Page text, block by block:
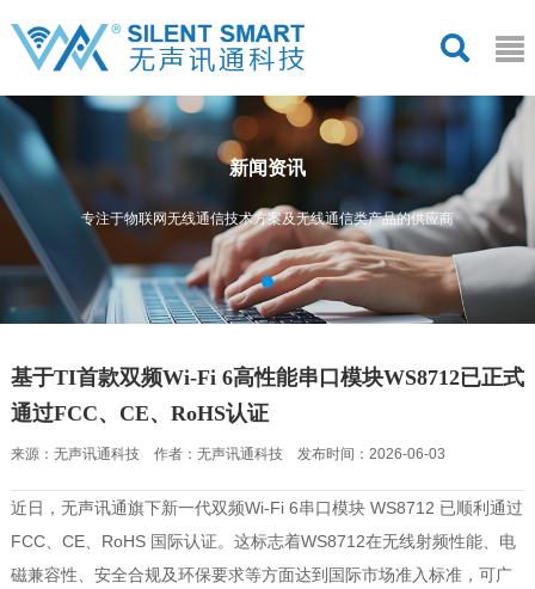
新闻资讯
专注于物联网无线通信技术方案及无线通信类产品的供应商
基于TI首款双频Wi-Fi 6高性能串口模块WS8712已正式
通过FCC、CE、RoHS认证
来源：无声讯通科技 作者：无声讯通科技 发布时间：2026-06-03
近日，无声讯通旗下新一代双频Wi-Fi 6串口模块 WS8712 已顺利通过
FCC、CE、RoHS 国际认证。这标志着WS8712在无线射频性能、电
磁兼容性、安全合规及环保要求等方面达到国际市场准入标准，可广